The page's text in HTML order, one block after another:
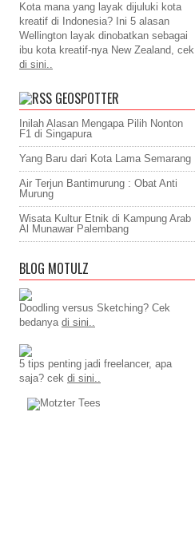
Kota mana yang layak dijuluki kota
kreatif di Indonesia? Ini 5 alasan
Wellington layak dinobatkan sebagai
ibu kota kreatif-nya New Zealand, cek
di sini..
GEOSPOTTER
Inilah Alasan Mengapa Pilih Nonton
F1 di Singapura
Yang Baru dari Kota Lama Semarang
Air Terjun Bantimurung : Obat Anti
Murung
Wisata Kultur Etnik di Kampung Arab
Al Munawar Palembang
BLOG MOTULZ
Doodling versus Sketching? Cek
bedanya di sini..
5 tips penting jadi freelancer, apa
saja? cek di sini..